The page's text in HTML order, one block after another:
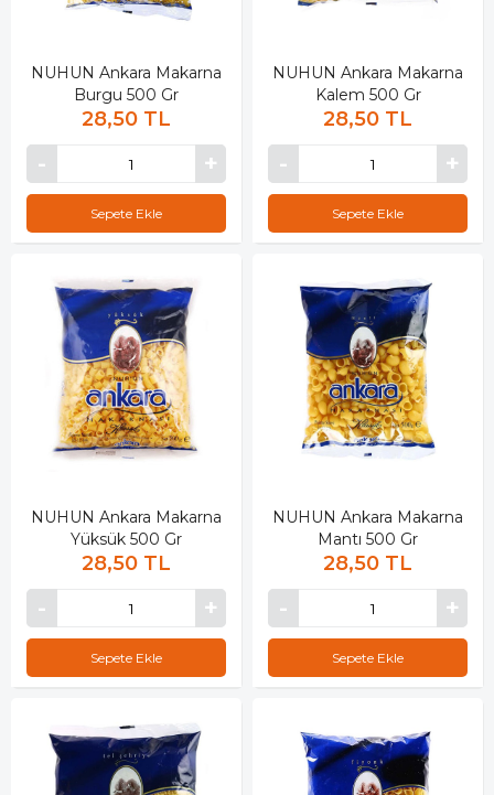
NUHUN Ankara Makarna
Burgu 500 Gr
28,50 TL
Sepete Ekle
NUHUN Ankara Makarna
Kalem 500 Gr
28,50 TL
Sepete Ekle
NUHUN Ankara Makarna
Yüksük 500 Gr
28,50 TL
Sepete Ekle
NUHUN Ankara Makarna
Mantı 500 Gr
28,50 TL
Sepete Ekle